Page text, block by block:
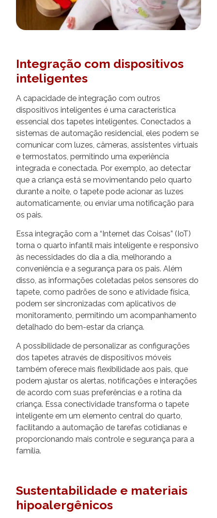
Integração com dispositivos
inteligentes
A capacidade de integração com outros
dispositivos inteligentes é uma característica
essencial dos tapetes inteligentes. Conectados a
sistemas de automação residencial, eles podem se
comunicar com luzes, câmeras, assistentes virtuais
e termostatos, permitindo uma experiência
integrada e conectada. Por exemplo, ao detectar
que a criança está se movimentando pelo quarto
durante a noite, o tapete pode acionar as luzes
automaticamente, ou enviar uma notificação para
os pais.
Essa integração com a “Internet das Coisas” (IoT)
torna o quarto infantil mais inteligente e responsivo
às necessidades do dia a dia, melhorando a
conveniência e a segurança para os pais. Além
disso, as informações coletadas pelos sensores do
tapete, como padrões de sono e atividade física,
podem ser sincronizadas com aplicativos de
monitoramento, permitindo um acompanhamento
detalhado do bem-estar da criança.
A possibilidade de personalizar as configurações
dos tapetes através de dispositivos móveis
também oferece mais flexibilidade aos pais, que
podem ajustar os alertas, notificações e interações
de acordo com suas preferências e a rotina da
criança. Essa conectividade transforma o tapete
inteligente em um elemento central do quarto,
facilitando a automação de tarefas cotidianas e
proporcionando mais controle e segurança para a
família.
Sustentabilidade e materiais
hipoalergênicos